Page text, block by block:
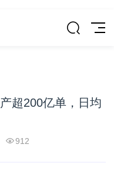
超200亿单，日均
912